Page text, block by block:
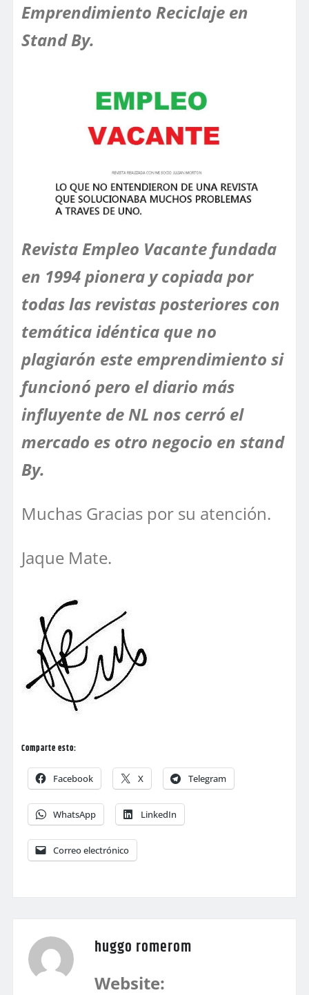
Emprendimiento Reciclaje en
Stand By.
Revista Empleo Vacante fundada
en 1994 pionera y copiada por
todas las revistas posteriores con
temática idéntica que no
plagiarón este emprendimiento si
funcionó pero el diario más
influyente de NL nos cerró el
mercado es otro negocio en stand
By.
Muchas Gracias por su atención.
Jaque Mate.
Comparte esto:
Facebook X Telegram
WhatsApp LinkedIn
Correo electrónico
huggo romerom
Website: